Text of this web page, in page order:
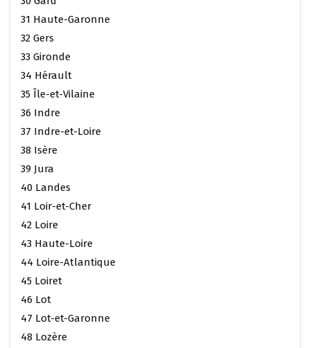
31 Haute-Garonne
32 Gers
33 Gironde
34 Hérault
35 Île-et-Vilaine
36 Indre
37 Indre-et-Loire
38 Isère
39 Jura
40 Landes
41 Loir-et-Cher
42 Loire
43 Haute-Loire
44 Loire-Atlantique
45 Loiret
46 Lot
47 Lot-et-Garonne
48 Lozère